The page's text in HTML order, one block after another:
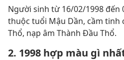
Người sinh từ 16/02/1998 đến
thuộc tuổi Mậu Dần, cầm tinh
Thổ, nạp âm Thành Đầu Thổ.
2. 1998 hợp màu gì